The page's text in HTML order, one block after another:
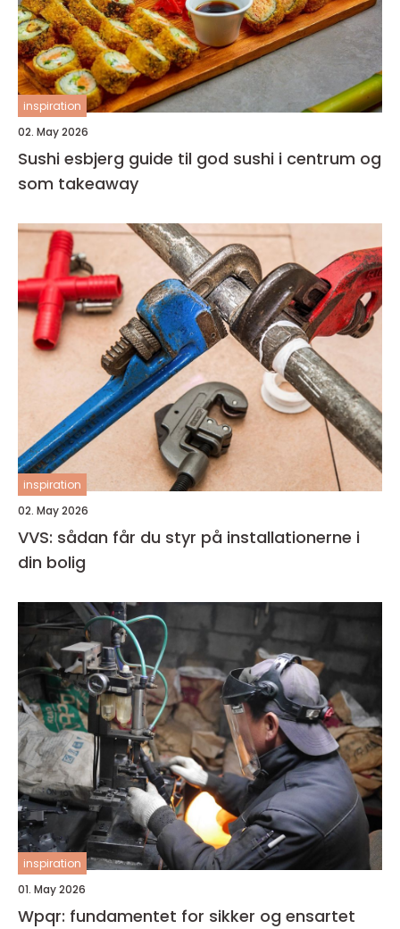
inspiration
02. May 2026
Sushi esbjerg guide til god sushi i centrum og
som takeaway
inspiration
02. May 2026
VVS: sådan får du styr på installationerne i
din bolig
inspiration
01. May 2026
Wpqr: fundamentet for sikker og ensartet